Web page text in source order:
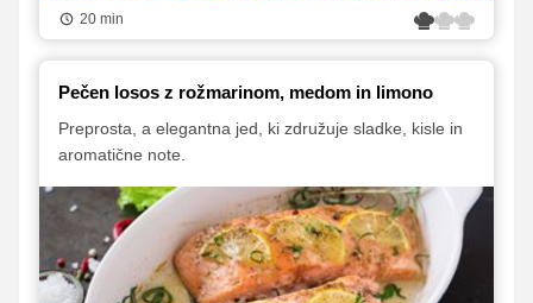
20 min
Pečen losos z rožmarinom, medom in limono
Preprosta, a elegantna jed, ki združuje sladke, kisle in
aromatične note.